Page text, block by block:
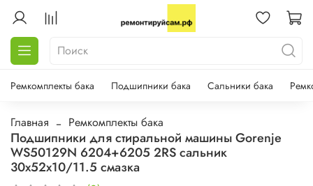
Ремкомплекты бака Подшипники бака Сальники бака
Главная Ремкомплекты бака
Подшипники для стиральной машины Gorenje
WS50129N 6204+6205 2RS сальник
30х52х10/11.5 смазка